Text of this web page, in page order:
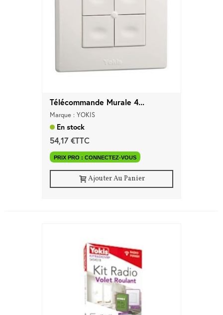
Télécommande Murale 4...
Marque : YOKIS
En stock
54,17 €TTC
PRIX PRO : CONNECTEZ-VOUS
Ajouter Au Panier